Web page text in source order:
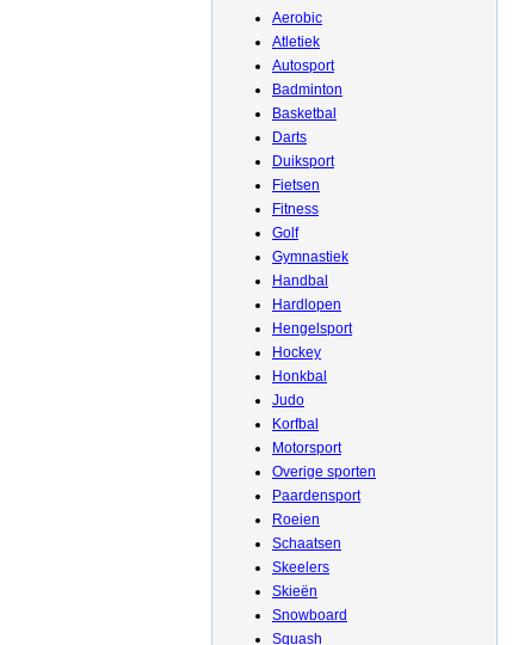
Aerobic
Atletiek
Autosport
Badminton
Basketbal
Darts
Duiksport
Fietsen
Fitness
Golf
Gymnastiek
Handbal
Hardlopen
Hengelsport
Hockey
Honkbal
Judo
Korfbal
Motorsport
Overige sporten
Paardensport
Roeien
Schaatsen
Skeelers
Skieën
Snowboard
Squash